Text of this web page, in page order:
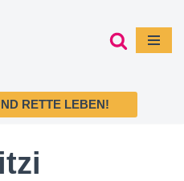
RETTE LEBEN!